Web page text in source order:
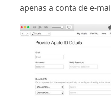
apenas a conta de e-